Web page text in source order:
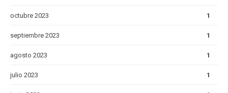
octubre 2023 1
septiembre 2023 1
agosto 2023 1
julio 2023 1